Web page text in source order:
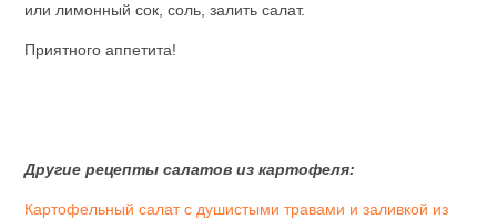
или лимонный сок, соль, залить салат.
Приятного аппетита!
Другие рецепты салатов из картофеля:
Картофельный салат с душистыми травами и заливкой из